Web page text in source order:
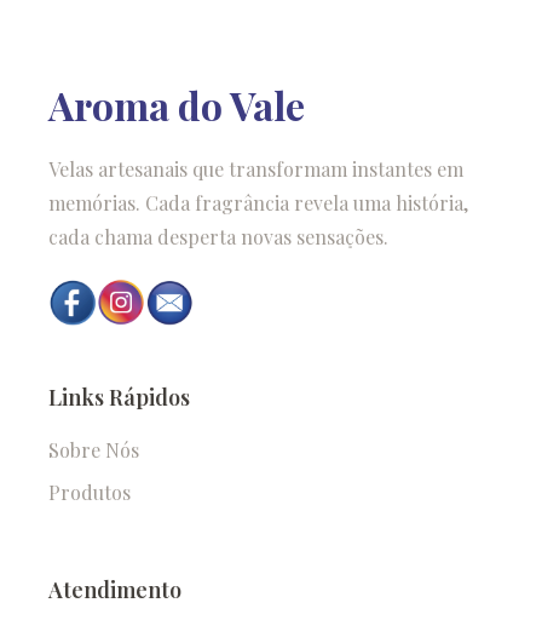
Aroma do Vale
Velas artesanais que transformam instantes em
memórias. Cada fragrância revela uma história,
cada chama desperta novas sensações.
Links Rápidos
Sobre Nós
Produtos
Atendimento